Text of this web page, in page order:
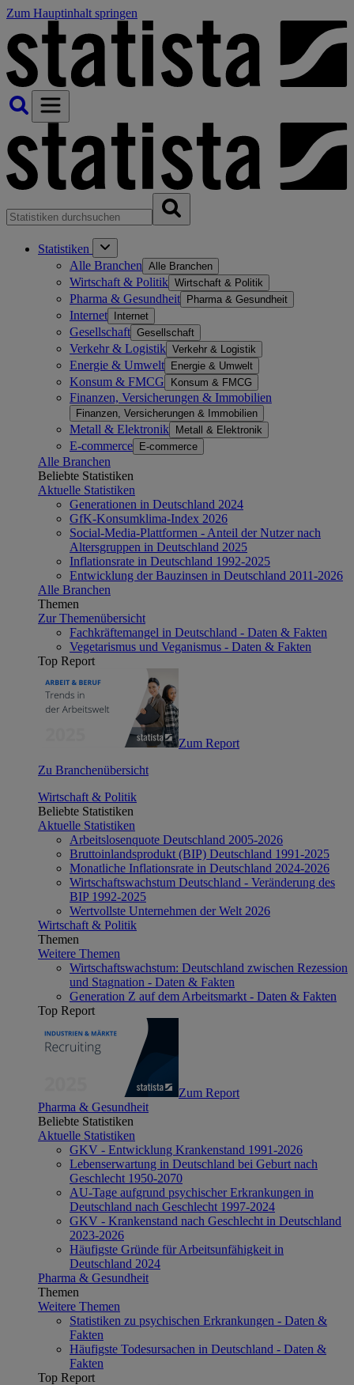
Zum Hauptinhalt springen
Statistiken
Alle Branchen Alle Branchen
Wirtschaft & Politik Wirtschaft & Politik
Pharma & Gesundheit Pharma & Gesundheit
Internet Internet
Gesellschaft Gesellschaft
Verkehr & Logistik Verkehr & Logistik
Energie & Umwelt Energie & Umwelt
Konsum & FMCG Konsum & FMCG
Finanzen, Versicherungen & Immobilien
Finanzen, Versicherungen & Immobilien
Metall & Elektronik Metall & Elektronik
E-commerce E-commerce
Alle Branchen
Beliebte Statistiken
Aktuelle Statistiken
Generationen in Deutschland 2024
GfK-Konsumklima-Index 2026
Social-Media-Plattformen - Anteil der Nutzer nach
Altersgruppen in Deutschland 2025
Inflationsrate in Deutschland 1992-2025
Entwicklung der Bauzinsen in Deutschland 2011-2026
Alle Branchen
Themen
Zur Themenübersicht
Fachkräftemangel in Deutschland - Daten & Fakten
Vegetarismus und Veganismus - Daten & Fakten
Top Report
Zum Report
Zu Branchenübersicht
Wirtschaft & Politik
Beliebte Statistiken
Aktuelle Statistiken
Arbeitslosenquote Deutschland 2005-2026
Bruttoinlandsprodukt (BIP) Deutschland 1991-2025
Monatliche Inflationsrate in Deutschland 2024-2026
Wirtschaftswachstum Deutschland - Veränderung des
BIP 1992-2025
Wertvollste Unternehmen der Welt 2026
Wirtschaft & Politik
Themen
Weitere Themen
Wirtschaftswachstum: Deutschland zwischen Rezession
und Stagnation - Daten & Fakten
Generation Z auf dem Arbeitsmarkt - Daten & Fakten
Top Report
Zum Report
Pharma & Gesundheit
Beliebte Statistiken
Aktuelle Statistiken
GKV - Entwicklung Krankenstand 1991-2026
Lebenserwartung in Deutschland bei Geburt nach
Geschlecht 1950-2070
AU-Tage aufgrund psychischer Erkrankungen in
Deutschland nach Geschlecht 1997-2024
GKV - Krankenstand nach Geschlecht in Deutschland
2023-2026
Häufigste Gründe für Arbeitsunfähigkeit in
Deutschland 2024
Pharma & Gesundheit
Themen
Weitere Themen
Statistiken zu psychischen Erkrankungen - Daten &
Fakten
Häufigste Todesursachen in Deutschland - Daten &
Fakten
Top Report